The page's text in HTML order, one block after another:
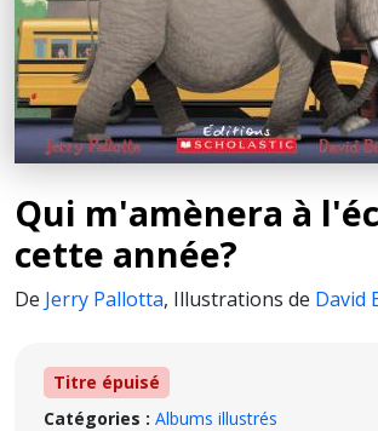
Qui m'amènera à
cette année?
De Jerry Pallotta, Illustrations de David
Titre épuisé
Catégories : Albums illustrés